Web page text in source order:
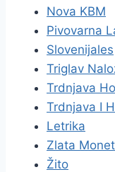
Nova KBM
Pivovarna
Slovenijales
Triglav
Trdnjava
Trdnjava I
Letrika
Zlata
Žito